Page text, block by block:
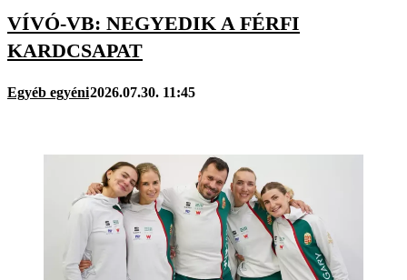
VÍVÓ-VB: NEGYEDIK A FÉRFI
KARDCSAPAT
Egyéb egyéni2026.07.30. 11:45